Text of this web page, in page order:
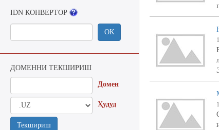
IDN КОНВЕРТОР
ОК
ДОМЕННИ ТЕКШИРИШ
Домен
Ҳудуд
Текшириш